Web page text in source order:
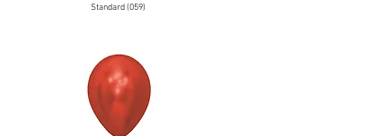
Standard (059)